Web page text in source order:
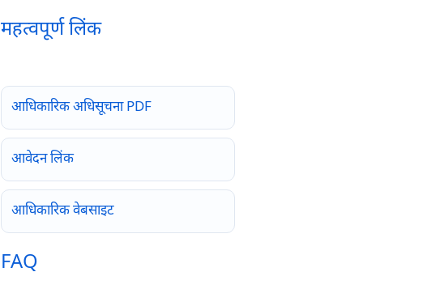
महत्वपूर्ण लिंक
आधिकारिक अधिसूचना PDF
आवेदन लिंक
आधिकारिक वेबसाइट
FAQ